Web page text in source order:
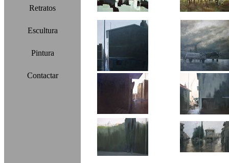
Retratos
Escultura
Pintura
Contactar